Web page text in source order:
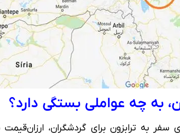
به چه عواملی بستگی دارد؟
سفر به ترابزون برای گردشگران،